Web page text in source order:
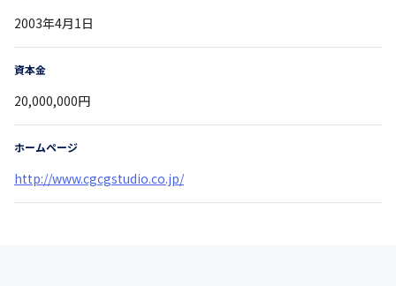
2003年4月1日
資本金
20,000,000円
ホームページ
http://www.cgcgstudio.co.jp/